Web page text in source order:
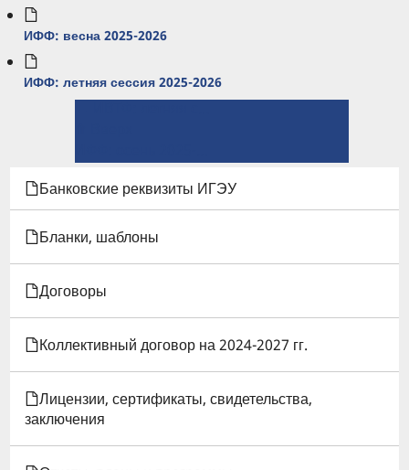
ИФФ: весна 2025-2026
ИФФ: летняя сессия 2025-2026
КНИГИ
ДЛЯ
ИФФ:
РАСПИСАНИЕ
Банковские реквизиты ИГЭУ
Бланки, шаблоны
Договоры
Коллективный договор на 2024-2027 гг.
Лицензии, сертификаты, свидетельства,
заключения